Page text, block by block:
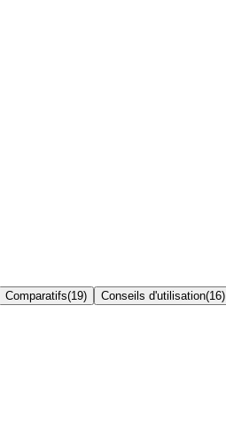
Comparatifs(19) Conseils d'utilisation(16)